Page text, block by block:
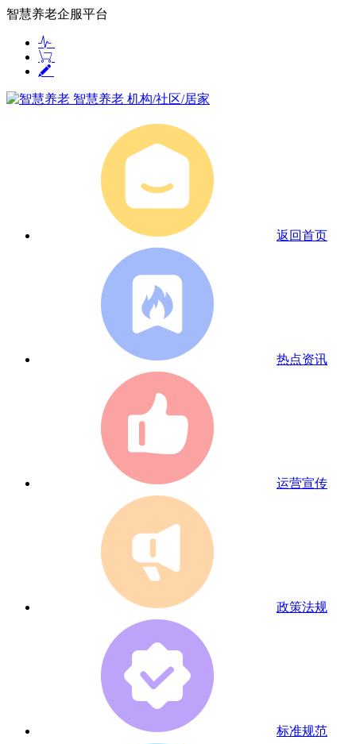
智慧养老企服平台
智慧养老 机构/社区/居家
返回首页
热点资讯
运营宣传
政策法规
标准规范